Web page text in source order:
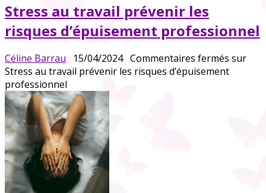
Stress au travail prévenir les
risques d’épuisement professionnel
Céline Barrau 15/04/2024 Commentaires fermés sur
Stress au travail prévenir les risques d’épuisement
professionnel